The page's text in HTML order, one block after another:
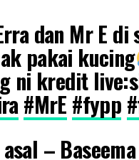
dan Mr E
pakai kucing
ni kredit
#MrE #fypp
–